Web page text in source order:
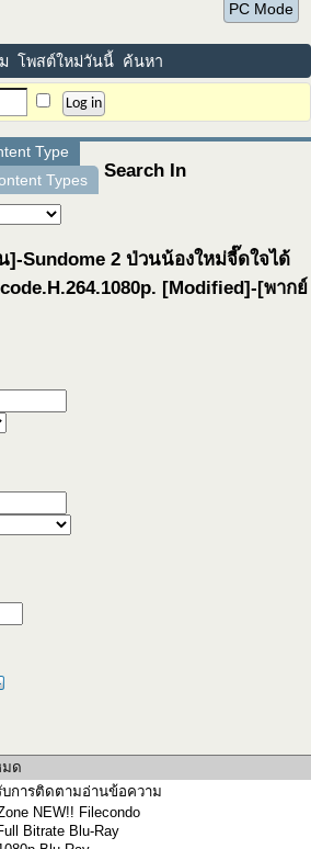
PC Mode
โพสต์ใหม่วันนี้ ค้นหา
Type
Types
Search In
Sundome 2 ป่วนน้องใหม่จี๊ดใจได้
[Modified]-[พากย์